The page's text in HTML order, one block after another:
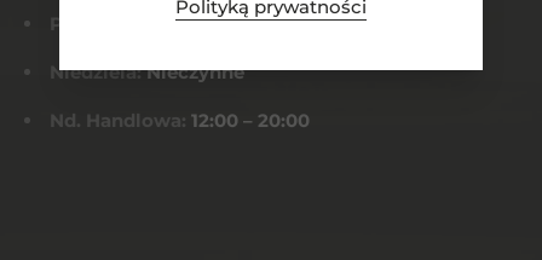
Polityką prywatności
Pt-Sob: 8:00 – 22:00
Niedziela:Nieczynne
Nd. Handlowa: 12:00 – 20:00